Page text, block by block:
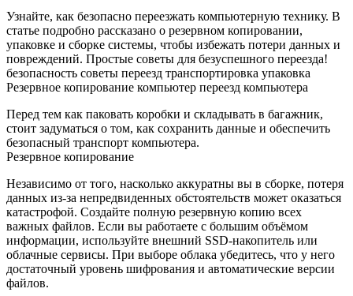
Узнайте, как безопасно переезжать компьютерную технику. В
статье подробно рассказано о резервном копировании,
упаковке и сборке системы, чтобы избежать потери данных и
повреждений. Простые советы для безуспешного переезда!
безопасность советы переезд транспортировка упаковка
Резервное копирование компьютер переезд компьютера
Перед тем как паковать коробки и складывать в багажник,
стоит задуматься о том, как сохранить данные и обеспечить
безопасный транспорт компьютера.
Резервное копирование
Независимо от того, насколько аккуратны вы в сборке, потеря
данных из‑за непредвиденных обстоятельств может оказаться
катастрофой. Создайте полную резервную копию всех
важных файлов. Если вы работаете с большим объёмом
информации, используйте внешний SSD‑накопитель или
облачные сервисы. При выборе облака убедитесь, что у него
достаточный уровень шифрования и автоматические версии
файлов.